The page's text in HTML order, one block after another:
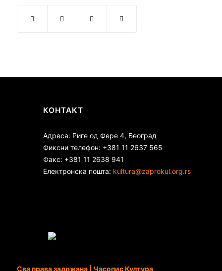
КОНТАКТ
Адреса: Риге од Фере 4, Београд
Фиксни телефон: +381 11 2637 565
Факс: +381 11 2638 941
Електронска пошта: kultura@zaprokul.org.rs
Сва права задржана | Часопис Култура